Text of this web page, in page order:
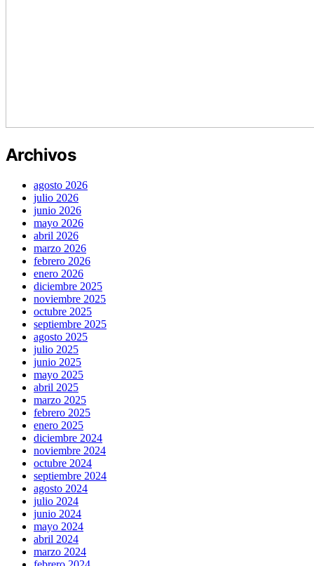
Archivos
agosto 2026
julio 2026
junio 2026
mayo 2026
abril 2026
marzo 2026
febrero 2026
enero 2026
diciembre 2025
noviembre 2025
octubre 2025
septiembre 2025
agosto 2025
julio 2025
junio 2025
mayo 2025
abril 2025
marzo 2025
febrero 2025
enero 2025
diciembre 2024
noviembre 2024
octubre 2024
septiembre 2024
agosto 2024
julio 2024
junio 2024
mayo 2024
abril 2024
marzo 2024